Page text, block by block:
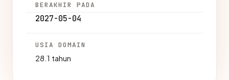
BERAKHIR PADA
2027-05-04
USIA DOMAIN
28.1 tahun